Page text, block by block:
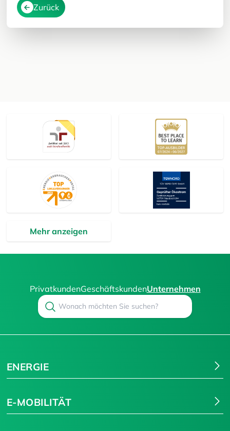
Zurück
Mehr anzeigen
PrivatkundenGeschäftskundenUnternehmen
Search
ENERGIE
E-MOBILITÄT